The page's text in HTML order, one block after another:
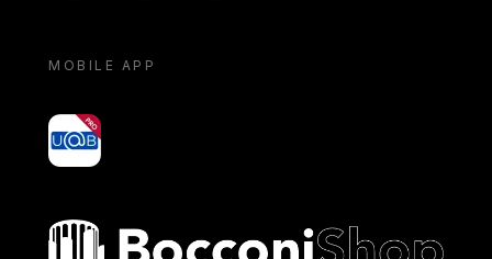
MOBILE APP
yoU@B
Bocconi shop